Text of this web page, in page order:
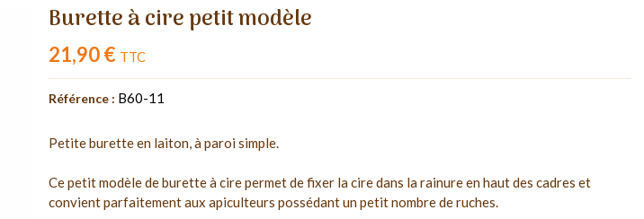
Burette à cire petit modèle
21,90 € TTC
Référence : B60-11
Petite burette en laiton, à paroi simple.
Ce petit modèle de burette à cire permet de fixer la cire dans la rainure en haut des cadres et
convient parfaitement aux apiculteurs possédant un petit nombre de ruches.